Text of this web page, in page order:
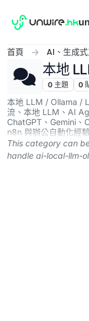
首頁 AI、生成
本地
0 主題 0
本地 LLM / Ollama /
流、本地 LLM、AI
ChatGPT、Gemini、
n8n 與辦公自動化經
This category can
handle ai-local-llm-